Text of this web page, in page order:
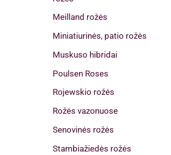
Meilland rožės
Miniatiurinės, patio rožės
Muskuso hibridai
Poulsen Roses
Rojewskio rožės
Rožės vazonuose
Senovinės rožės
Stambiažiedės rožės